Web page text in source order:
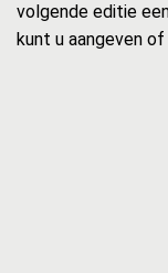
volgende editie
kunt u aangeven